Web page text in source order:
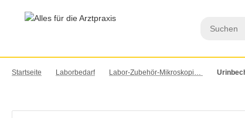
Startseite Laborbedarf Labor-Zubehör-Mikroskopie-Bedarf